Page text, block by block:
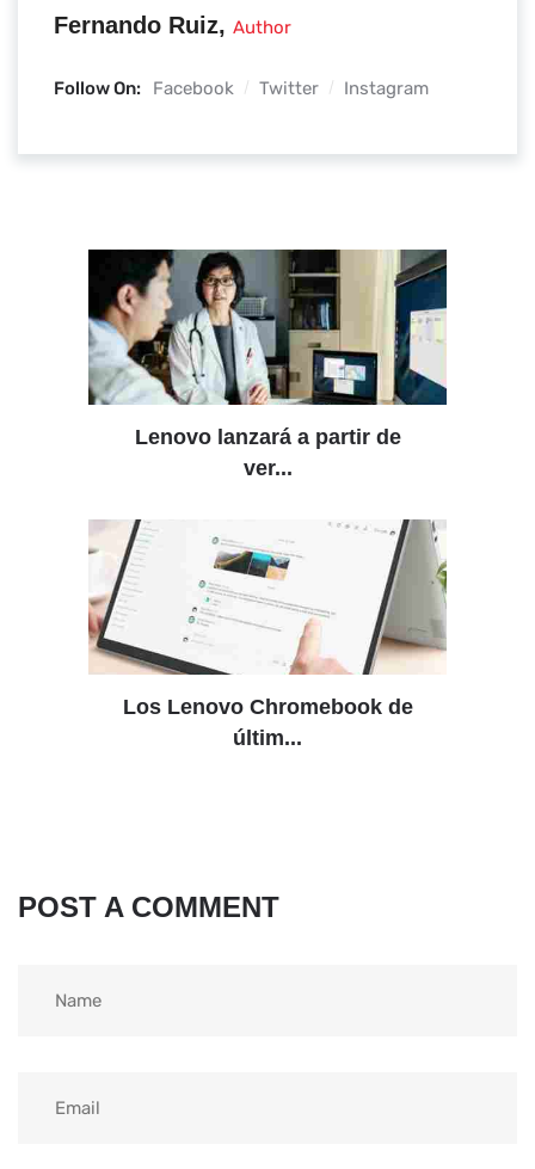
Fernando Ruiz, Author
Follow On: Facebook Twitter Instagram
Lenovo lanzará a partir de
ver...
Los Lenovo Chromebook de
últim...
POST A COMMENT